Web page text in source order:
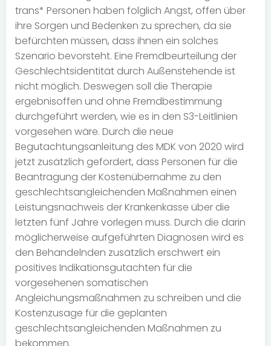
trans* Personen haben folglich Angst, offen über
ihre Sorgen und Bedenken zu sprechen, da sie
befürchten müssen, dass ihnen ein solches
Szenario bevorsteht. Eine Fremdbeurteilung der
Geschlechtsidentität durch Außenstehende ist
nicht möglich. Deswegen soll die Therapie
ergebnisoffen und ohne Fremdbestimmung
durchgeführt werden, wie es in den S3-Leitlinien
vorgesehen wäre. Durch die neue
Begutachtungsanleitung des MDK von 2020 wird
jetzt zusätzlich gefordert, dass Personen für die
Beantragung der Kostenübernahme zu den
geschlechtsangleichenden Maßnahmen einen
Leistungsnachweis der Krankenkasse über die
letzten fünf Jahre vorlegen muss. Durch die darin
möglicherweise aufgeführten Diagnosen wird es
den Behandelnden zusätzlich erschwert ein
positives Indikationsgutachten für die
vorgesehenen somatischen
Angleichungsmaßnahmen zu schreiben und die
Kostenzusage für die geplanten
geschlechtsangleichenden Maßnahmen zu